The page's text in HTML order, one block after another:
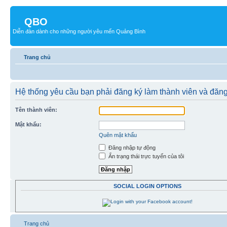
QBO
Diễn đàn dành cho những người yêu mến Quảng Bình
Trang chủ
Hệ thống yêu cầu bạn phải đăng ký làm thành viên và
Tên thành viên:
Mật khẩu:
Quên mật khẩu
Đăng nhập tự động
Ẩn trạng thái trực tuyến của tôi
SOCIAL LOGIN OPTIONS
Trang chủ